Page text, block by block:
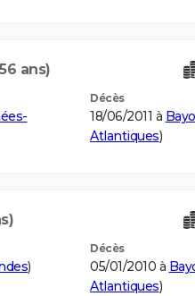
ans)
Décès
18/06/2011 à
Atlantiques)
)
Décès
05/01/2010 à
Atlantiques)